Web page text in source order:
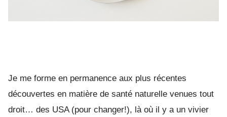
Je me forme en permanence aux plus récentes
découvertes en matière de santé naturelle venues tout
droit… des USA (pour changer!), là où il y a un vivier